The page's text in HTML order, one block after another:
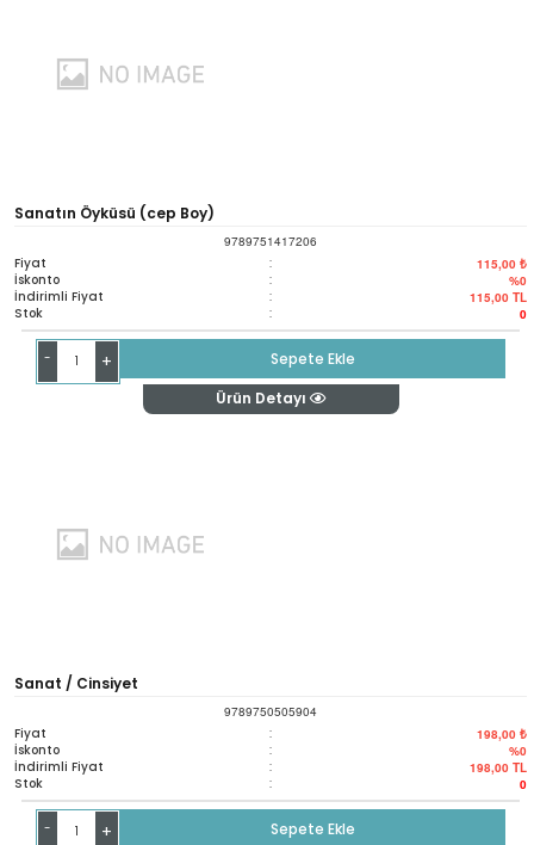
Sanatın Öyküsü (cep Boy)
9789751417206
Fiyat : 115,00 ₺
İskonto : %0
İndirimli Fiyat : 115,00 TL
Stok : 0
- +
Sepete Ekle
Ürün Detayı
Sanat / Cinsiyet
9789750505904
Fiyat : 198,00 ₺
İskonto : %0
İndirimli Fiyat : 198,00 TL
Stok : 0
- +
Sepete Ekle